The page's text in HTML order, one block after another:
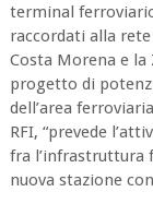
terminal
raccordati alla
Costa Morena e
progetto di
dell’area
RFI, “prevede
fra l’infrastruttura
nuova stazione